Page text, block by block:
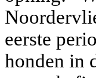
eerste
honden in